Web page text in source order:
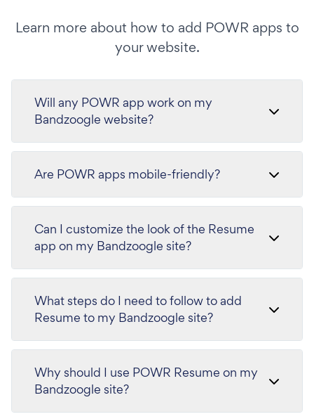
Learn more about how to add POWR apps to
your website.
Will any POWR app work on my
Bandzoogle website?
Are POWR apps mobile-friendly?
Can I customize the look of the Resume
app on my Bandzoogle site?
What steps do I need to follow to add
Resume to my Bandzoogle site?
Why should I use POWR Resume on my
Bandzoogle site?